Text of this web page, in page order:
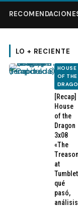
LO + RECIENTE
HOUSE
OF THE
[Recap]
House
of the
Dragon
3x08
«The
at
qué
pasó,
análisis